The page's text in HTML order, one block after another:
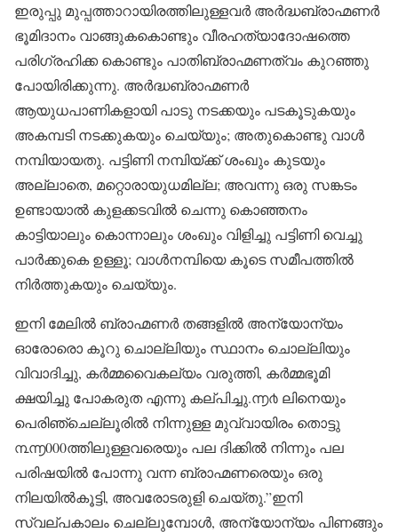
ഇരുപ്പു മുപ്പത്താറായിരത്തിലുള്ളവർ അർദ്ധബ്രാഹ്മണർ
ഭൂമിദാനം വാങ്ങുകകൊണ്ടും വീരഹത്യാദോഷത്തെ
പരിഗ്രഹിക്ക കൊണ്ടും പാതിബ്രാഹ്മണത്വം കുറഞ്ഞു
പോയിരിക്കുന്നു. അർദ്ധബ്രാഹ്മണർ
ആയുധപാണികളായി പാടു നടക്കയും പടകൂടുകയും
അകമ്പടി നടക്കുകയും ചെയ്യും; അതുകൊണ്ടു വാൾ
നമ്പിയായതു. പട്ടിണി നമ്പിയ്ക്ക് ശംഖും കുടയും
അല്ലാതെ, മറ്റൊരായുധമില്ല; അവന്നു ഒരു സങ്കടം
ഉണ്ടായാൽ കുളക്കടവിൽ ചെന്നു കൊഞ്ഞനം
കാട്ടിയാലും കൊന്നാലും ശംഖും വിളിച്ചു പട്ടിണി വെച്ചു
പാർക്കുകെ ഉള്ളൂ; വാൾനമ്പിയെ കൂടെ സമീപത്തിൽ
നിർത്തുകയും ചെയ്യും.
ഇനി മേലിൽ ബ്രാഹ്മണർ തങ്ങളിൽ അന്യോന്യം
ഓരോരൊ കൂറു ചൊല്ലിയും സ്ഥാനം ചൊല്ലിയും
വിവാദിച്ചു, കർമ്മവൈകല്യം വരുത്തി, കർമ്മഭൂമി
ക്ഷയിച്ചു പോകരുത എന്നു കല്പിച്ചു.൬൪ ലിനെയും
പെരിഞ്ചെല്ലൂരിൽ നിന്നുള്ള മുവ്വായിരം തൊട്ടു
൩൬000ത്തിലുള്ളവരെയും പല ദിക്കിൽ നിന്നും പല
പരിഷയിൽ പോന്നു വന്ന ബ്രാഹ്മണരെയും ഒരു
നിലയിൽകൂട്ടി, അവരോടരുളി ചെയ്തു.”ഇനി
സ്വല്പകാലം ചെല്ലുമ്പോൾ, അന്യോന്യം പിണങ്ങും